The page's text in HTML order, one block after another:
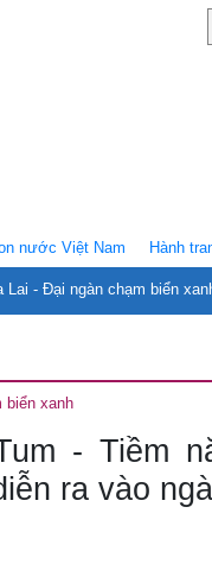
Lai - Đại ngàn chạm biển
nước Việt Nam Hành
biển xanh
- Tiềm
ra vào